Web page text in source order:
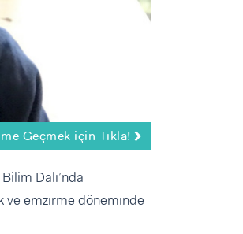
Geçmek için Tıkla!
Dalı’nda
ve emzirme döneminde